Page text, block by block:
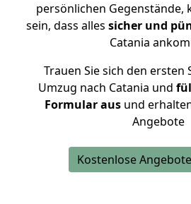
persönlichen Gegenstände,
sein, dass alles sicher und
Catania
Trauen Sie sich den
Umzug nach Catania und
Formular ausund
Angebote
Kostenlose